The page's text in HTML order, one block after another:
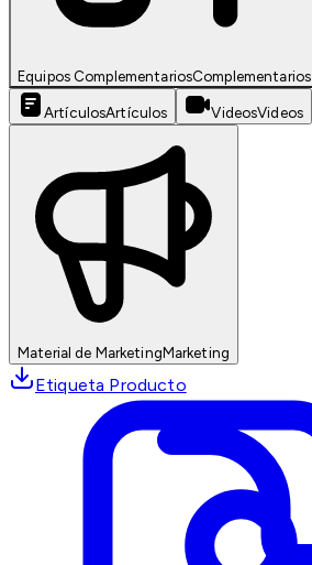
Equipos ComplementariosComplementarios
ArtículosArtículos VideosVideos
Material de MarketingMarketing
Etiqueta Producto